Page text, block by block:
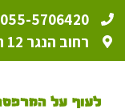
055-5706420
רחוב הנגר 12 חולון, ישראל